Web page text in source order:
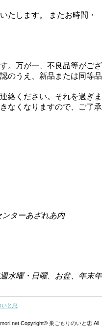
たします。 またお時間・
。万が一、不良品等がござ
のうえ、新品または同等品
絡ください。それを過ぎま
なくなりますので、ご了承
ターあざれあ内
水曜・日曜、お盆、年末年
Copyright© 巣ごもりのいと忠 All